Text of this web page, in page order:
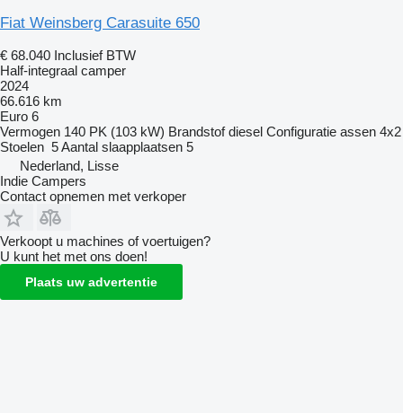
Fiat Weinsberg Carasuite 650
€ 68.040 Inclusief BTW
Half-integraal camper
2024
66.616 km
Euro 6
Vermogen 140 PK (103 kW) Brandstof diesel Configuratie assen 4x2
Stoelen 5Aantal slaapplaatsen 5
Nederland, Lisse
Indie Campers
Contact opnemen met verkoper
Verkoopt u machines of voertuigen?
U kunt het met ons doen!
Plaats uw advertentie